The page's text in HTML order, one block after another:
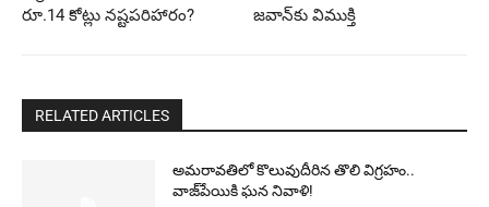
రూ.14 కోట్లు నష్టపరిహారం?
జవాన్‌కు విముక్తి
RELATED ARTICLES
అమరావతిలో కొలువుదీరిన తొలి విగ్రహం..
వాజ్‌పేయికి ఘన నివాళి!